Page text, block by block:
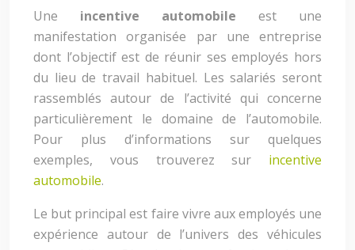
Une incentive automobile est une
manifestation organisée par une entreprise
dont l’objectif est de réunir ses employés hors
du lieu de travail habituel. Les salariés seront
rassemblés autour de l’activité qui concerne
particulièrement le domaine de l’automobile.
Pour plus d’informations sur quelques
exemples, vous trouverez sur incentive
automobile.
Le but principal est faire vivre aux employés une
expérience autour de l’univers des véhicules